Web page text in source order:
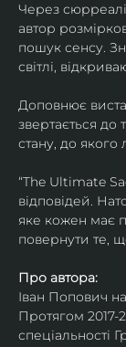
Через
автор
пошук сенсу.
світлі,
Доповнює
звертається до
стану, до
“The Ultimate
відповідей.
яке кожен має
повернути те,
Про автора:
Іван Попович
Протягом 2017-
спеціальності